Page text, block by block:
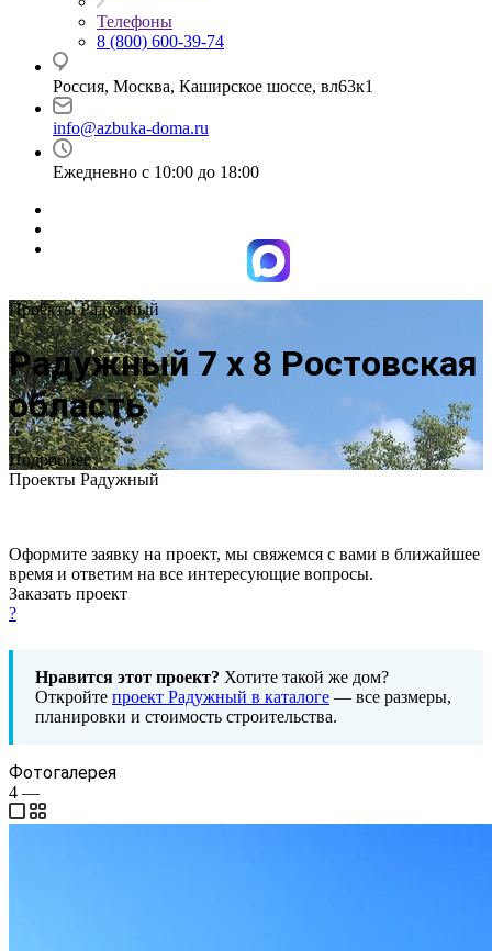
Телефоны
8 (800) 600-39-74
Россия, Москва, Каширское шоссе, вл63к1
info@azbuka-doma.ru
Ежедневно с 10:00 до 18:00
Проекты Радужный
Радужный 7 х 8 Ростовская
область
Подробнее
Проекты Радужный
Оформите заявку на проект, мы свяжемся с вами в ближайшее
время и ответим на все интересующие вопросы.
Заказать проект
?
Нравится этот проект? Хотите такой же дом?
Откройте проект Радужный в каталоге — все размеры,
планировки и стоимость строительства.
Фотогалерея
4 —